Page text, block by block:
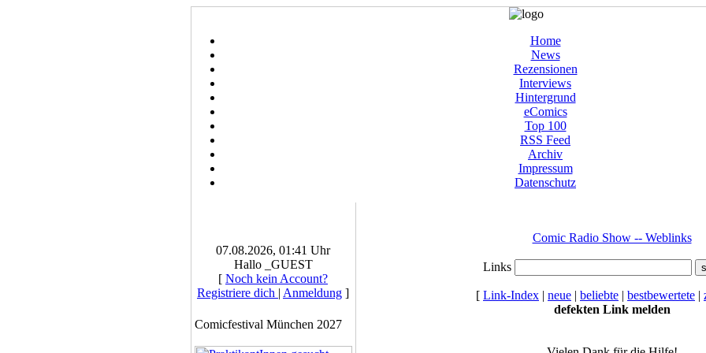
Home
News
Rezensionen
Interviews
Hintergrund
eComics
Top 100
RSS Feed
Archiv
Impressum
Datenschutz
07.08.2026, 01:41 Uhr
Hallo _GUEST
[ Noch kein Account?
Registriere dich | Anmeldung ]
Comicfestival München 2027
Comic Radio Show -- Weblinks
Links
[ Link-Index | neue | beliebte | bestbewertete |
defekten Link melden